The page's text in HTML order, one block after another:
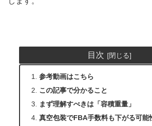
目次
参考動画はこちら
この記事で分かること
まず理解すべきは「容積重量」
真空包装でFBA手数料も下がる可能